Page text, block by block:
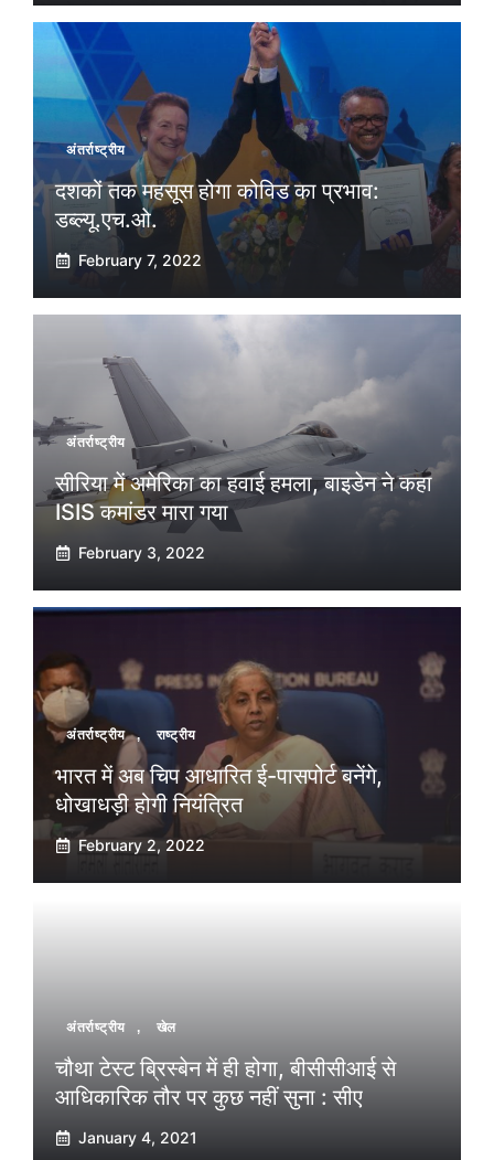
अंतर्राष्ट्रीय
दशकों तक महसूस होगा कोविड का प्रभाव:
डब्ल्यू.एच.ओ.
February 7, 2022
अंतर्राष्ट्रीय
सीरिया में अमेरिका का हवाई हमला, बाइडेन ने कहा
ISIS कमांडर मारा गया
February 3, 2022
अंतर्राष्ट्रीय , राष्ट्रीय
भारत में अब चिप आधारित ई-पासपोर्ट बनेंगे,
धोखाधड़ी होगी नियंत्रित
February 2, 2022
अंतर्राष्ट्रीय , खेल
चौथा टेस्ट ब्रिस्बेन में ही होगा, बीसीसीआई से
आधिकारिक तौर पर कुछ नहीं सुना : सीए
January 4, 2021